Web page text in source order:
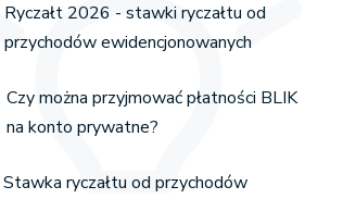
Ryczałt 2026 - stawki ryczałtu od
przychodów ewidencjonowanych
Czy można przyjmować płatności BLIK
na konto prywatne?
Stawka ryczałtu od przychodów